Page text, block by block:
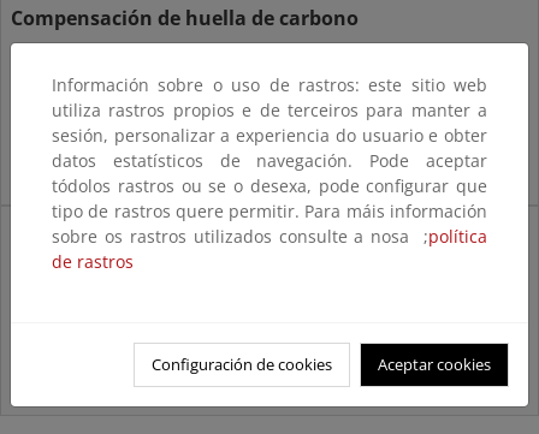
Compensación de huella de carbono
Información sobre la sección de compensación de
huellas de carbono.
Otros movimientos
Información sobre los traspasos y las cancelaciones
Información sobre o uso de rastros: este sitio web
utiliza rastros propios e de terceiros para manter a
sesión, personalizar a experiencia do usuario e obter
datos estatísticos de navegación. Pode aceptar
tódolos rastros ou se o desexa, pode configurar que
tipo de rastros quere permitir. Para máis información
sobre os rastros utilizados consulte a nosa ;política
de rastros
Configuración de cookies Aceptar cookies